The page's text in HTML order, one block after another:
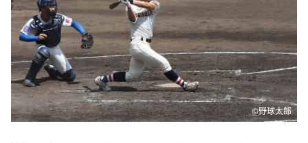
朝だ！生です旅サラダ
教えて！ニュースライブ 正義のミカタ
ＬＩＦＥ～夢のカタチ～
新婚さんいらっしゃい！
ポツンと一軒家
©️野球太郎